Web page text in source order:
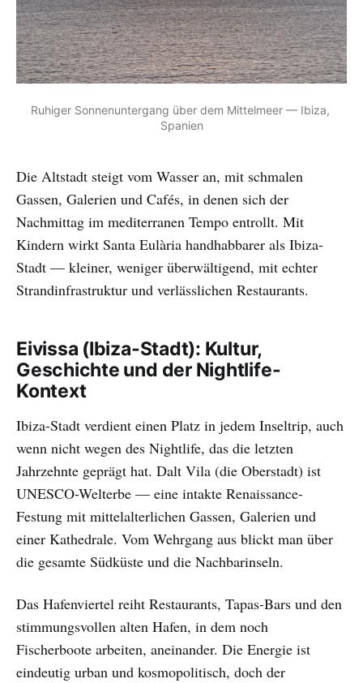
Ruhiger Sonnenuntergang über dem Mittelmeer — Ibiza,
Spanien
Die Altstadt steigt vom Wasser an, mit schmalen
Gassen, Galerien und Cafés, in denen sich der
Nachmittag im mediterranen Tempo entrollt. Mit
Kindern wirkt Santa Eulària handhabbarer als Ibiza-
Stadt — kleiner, weniger überwältigend, mit echter
Strandinfrastruktur und verlässlichen Restaurants.
Eivissa (Ibiza-Stadt): Kultur,
Geschichte und der Nightlife-
Kontext
Ibiza-Stadt verdient einen Platz in jedem Inseltrip, auch
wenn nicht wegen des Nightlife, das die letzten
Jahrzehnte geprägt hat. Dalt Vila (die Oberstadt) ist
UNESCO-Welterbe — eine intakte Renaissance-
Festung mit mittelalterlichen Gassen, Galerien und
einer Kathedrale. Vom Wehrgang aus blickt man über
die gesamte Südküste und die Nachbarinseln.
Das Hafenviertel reiht Restaurants, Tapas-Bars und den
stimmungsvollen alten Hafen, in dem noch
Fischerboote arbeiten, aneinander. Die Energie ist
eindeutig urban und kosmopolitisch, doch der